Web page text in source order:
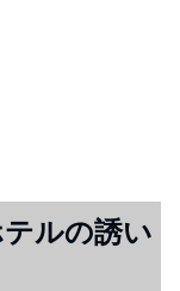
ルの誘い